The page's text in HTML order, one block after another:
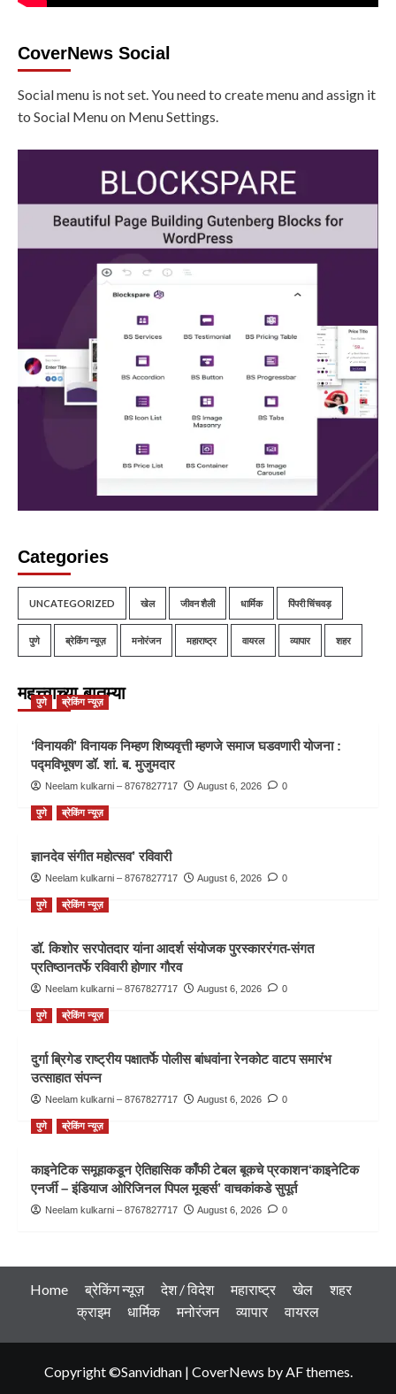
CoverNews Social
Social menu is not set. You need to create menu and assign it
to Social Menu on Menu Settings.
Categories
UNCATEGORIZED खेल जीवन शैली धार्मिक पिंपरी चिंचवड़
पुणे ब्रेकिंग न्यूज़ मनोरंजन महाराष्ट्र वायरल व्यापार शहर
महत्त्वाच्या बातम्या
पुणे ब्रेकिंग न्यूज़
‘विनायकी’ विनायक निम्हण शिष्यवृत्ती म्हणजे समाज घडवणारी योजना :
पद्मविभूषण डॉ. शां. ब. मुजुमदार
Neelam kulkarni – 8767827717 August 6, 2026 0
पुणे ब्रेकिंग न्यूज़
ज्ञानदेव संगीत महोत्सव’ रविवारी
Neelam kulkarni – 8767827717 August 6, 2026 0
पुणे ब्रेकिंग न्यूज़
डॉ. किशोर सरपोतदार यांना आदर्श संयोजक पुरस्काररंगत-संगत
प्रतिष्ठानतर्फे रविवारी होणार गौरव
Neelam kulkarni – 8767827717 August 6, 2026 0
पुणे ब्रेकिंग न्यूज़
दुर्गा ब्रिगेड राष्ट्रीय पक्षातर्फे पोलीस बांधवांना रेनकोट वाटप समारंभ
उत्साहात संपन्न
Neelam kulkarni – 8767827717 August 6, 2026 0
पुणे ब्रेकिंग न्यूज़
काइनेटिक समूहाकडून ऐतिहासिक काँफी टेबल बूकचे प्रकाशन‘काइनेटिक
एनर्जी – इंडियाज ओरिजिनल पिपल मूव्हर्स’ वाचकांकडे सुपूर्त
Neelam kulkarni – 8767827717 August 6, 2026 0
Home ब्रेकिंग न्यूज़ देश / विदेश महाराष्ट्र खेल
शहर
क्राइम
धार्मिक मनोरंजन व्यापार वायरल
Copyright ©Sanvidhan | CoverNews by AF themes.